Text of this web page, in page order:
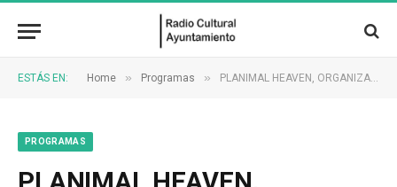
ESTÁS EN: Home » Programas » PLANIMAL HEAVEN, ORGANIZACIÓN DEDICADA A LA PROMOCIÓN DE ADOPCIÓN CANINA Y FELINA
PROGRAMAS